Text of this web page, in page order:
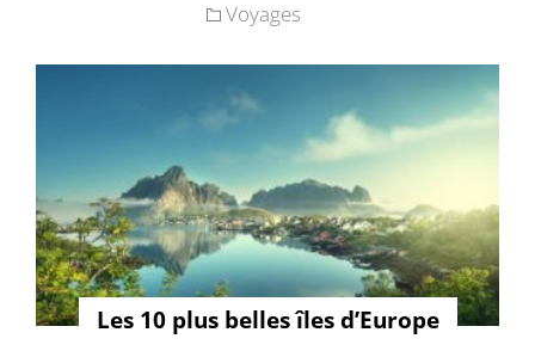
Voyages
Les 10 plus belles îles d’Europe